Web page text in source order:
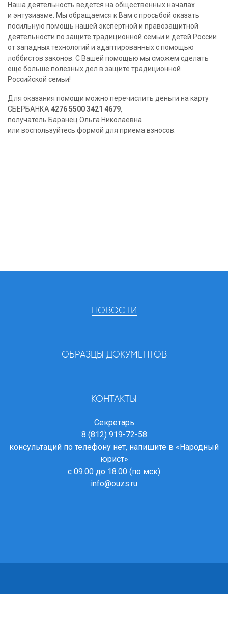
Наша деятельность ведется на общественных началах
и энтузиазме. Мы обращаемся к Вам с просьбой оказать
посильную помощь нашей экспертной и правозащитной
деятельности по защите традиционной семьи и детей России
от западных технологий и адаптированных с помощью
лоббистов законов. С Вашей помощью мы сможем сделать
еще больше полезных дел в защите традиционной
Российской семьи!
Для оказания помощи можно перечислить деньги на карту
СБЕРБАНКА 4276 5500 3421 4679,
получатель Баранец Ольга Николаевна
или воспользуйтесь формой для приема взносов:
НОВОСТИ
ОБРАЗЦЫ ДОКУМЕНТОВ
КОНТАКТЫ
Секретарь
8 (812) 919-72-58
консультаций по телефону нет, напишите в «Народный
юрист»
с 09.00 до 18.00 (по мск)
info@ouzs.ru